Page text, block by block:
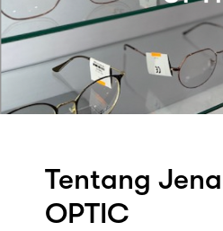
Tentang
OPTIC